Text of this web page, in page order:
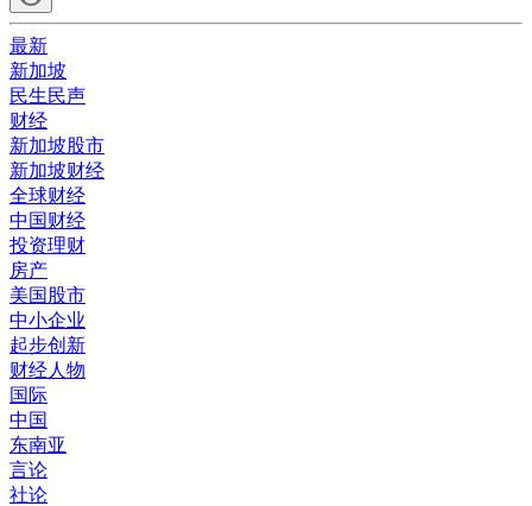
最新
新加坡
民生民声
财经
新加坡股市
新加坡财经
全球财经
中国财经
投资理财
房产
美国股市
中小企业
起步创新
财经人物
国际
中国
东南亚
言论
社论